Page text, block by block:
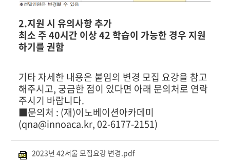
2.지원 시 유의사항 추가
최소 주 40시간 이상 42 학습이 가능한 경우 지원
하기를 권함
기타 자세한 내용은 붙임의 변경 모집 요강을 참고
해주시고, 궁금한 점이 있다면 아래 문의처로 연락
주시기 바랍니다.
■문의처 : (재)이노베이션아카데미
(qna@innoaca.kr, 02-6177-2151)
2023년 42서울 모집요강 변경.pdf